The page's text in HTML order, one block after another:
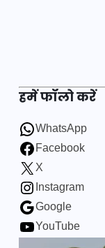
हमें फॉलो करें
WhatsApp
Facebook
X
Instagram
Google
YouTube